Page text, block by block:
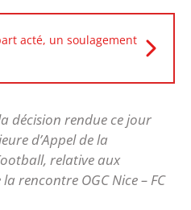
acté, un soulagement
la décision rendue ce jour
d’Appel de la
relative aux
rencontre OGC Nice – FC